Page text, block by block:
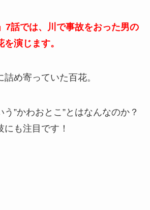
7話では、川で事故をおった男の
演じます。
め寄っていた百花。
”かわおとこ”とはなんなのか？
も注目です！